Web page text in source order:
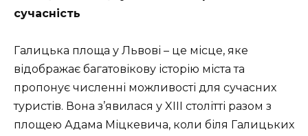
сучасність
Галицька площа у Львові – це місце, яке
відображає багатовікову історію міста та
пропонує численні можливості для сучасних
туристів. Вона з’явилася у XIII столітті разом з
площею Адама Міцкевича, коли біля Галицьких